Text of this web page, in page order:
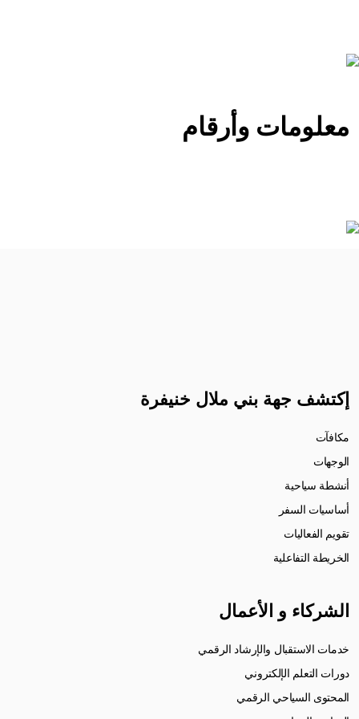
معلومات وأرقام
إكتشف جهة بني ملال خنيفرة
مكافآت
الوجهات
أنشطة سياحية
أساسيات السفر
تقويم الفعاليات
الخريطة التفاعلية
الشركاء و الأعمال
خدمات الاستقبال والإرشاد الرقمي
دورات التعلم الإلكتروني
المحتوى السياحي الرقمي